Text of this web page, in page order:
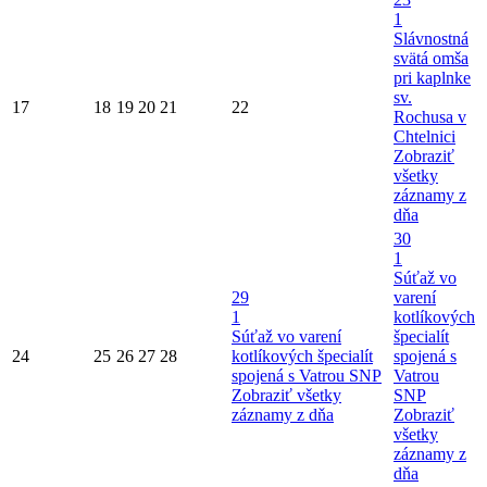
17 18 19 20 21 22
1
Slávnostná
svätá omša
pri kaplnke
sv.
Rochusa v
Chtelnici
Zobraziť
všetky
záznamy z
dňa
24 25 26 27 28
29
1
Súťaž vo varení
kotlíkových špecialít
spojená s Vatrou SNP
Zobraziť všetky
záznamy z dňa
30
1
Súťaž vo
varení
kotlíkových
špecialít
spojená s
Vatrou
SNP
Zobraziť
všetky
záznamy z
dňa